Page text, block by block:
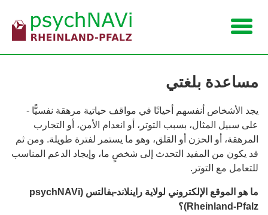
Navigation
مساعدة بلغتي
يجد الأشخاص أنفسهم أحيانًا في مواقف حياتية مرهقة نفسيًّا -
على سبيل المثال، بسبب التوتر، أو انعدام الأمن، أو التجارب
المرهقة، أو الحزن أو القلق، وهو ما يستمر لفترة طويلة. ومن ثم
قد يكون من المفيد التحدث إلى شخصٍ ما، وإيجاد الدعم المناسب
للتعامل مع التوتر.
ما هو الموقع الإلكتروني لولاية راينلاند-بفالتس (psychNAVi
Rheinland-Pfalz) ؟